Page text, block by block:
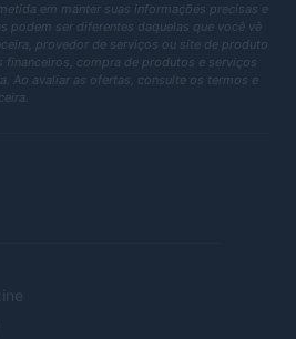
em manter suas informações precisas e
podem ser diferentes daquelas que você vê
provedor de serviços ou site de produto
compra de produtos e serviços
Ao avaliar as ofertas, consulte os termos e